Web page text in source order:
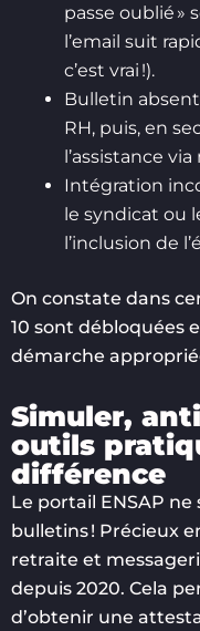
passe oublié »
l’email suit
c’est vrai !).
Bulletin
RH, puis, en
l’assistance
Intégration
le syndicat ou
l’inclusion de
On constate dans
10 sont débloquées
démarche
Simuler,
outils
différence
Le portail ENSAP ne
bulletins ! Précieux
retraite et
depuis 2020. Cela
d’obtenir une